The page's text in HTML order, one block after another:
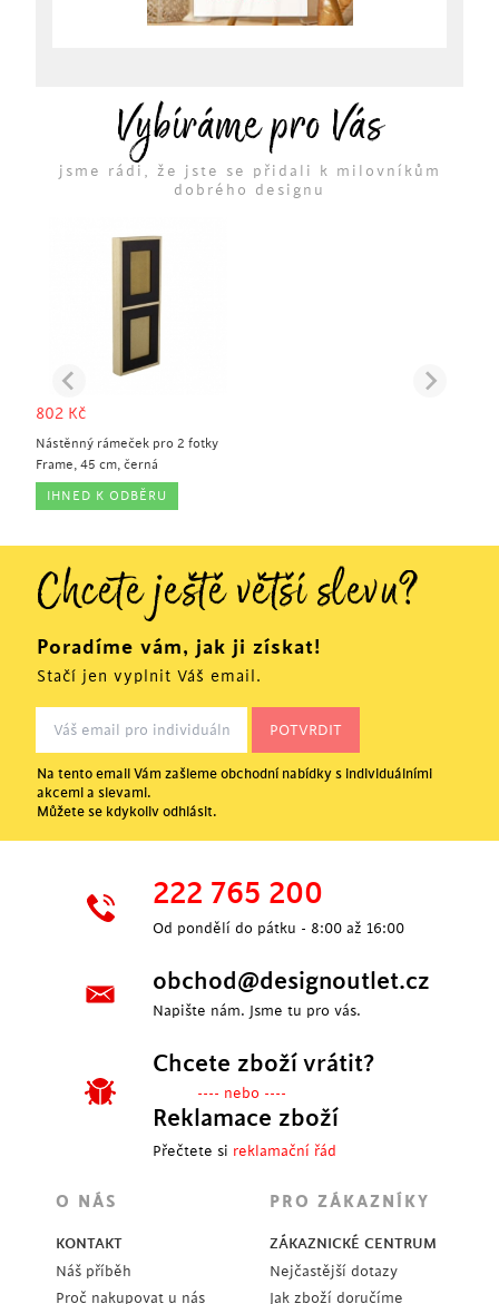
Vybíráme pro Vás
jsme rádi, že jste se přidali k milovníkům
dobrého designu
802 Kč
Nástěnný rámeček pro 2 fotky
Frame, 45 cm, černá
IHNED K ODBĚRU
Chcete ještě větší slevu?
Poradíme vám, jak ji získat!
Stačí jen vyplnit Váš email.
Na tento email Vám zašleme obchodní nabídky s individuálními
akcemi a slevami.
Můžete se kdykoliv odhlásit.
222 765 200
Od pondělí do pátku - 8:00 až 16:00
obchod@designoutlet.cz
Napište nám. Jsme tu pro vás.
Chcete zboží vrátit?
---- nebo ----
Reklamace zboží
Přečtete si reklamační řád
O NÁS
KONTAKT
Náš příběh
Proč nakupovat u nás
PRO ZÁKAZNÍKY
ZÁKAZNICKÉ CENTRUM
Nejčastější dotazy
Jak zboží doručíme